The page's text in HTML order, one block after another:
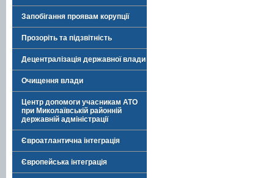
Запобігання проявам корупції
Прозоріть та підзвітність
Децентралізація державної влади
Очищення влади
Центр допомоги учасникам АТО
при Миколаївській районній
державній адміністрації
Євроатлантична інтеграція
Європейська інтеграція